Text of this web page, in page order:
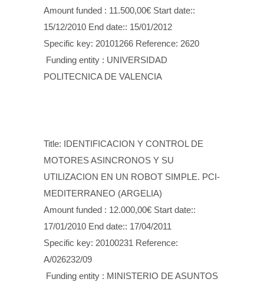
Amount funded : 11.500,00€ Start date::
15/12/2010 End date:: 15/01/2012
Specific key: 20101266 Reference: 2620
Funding entity : UNIVERSIDAD
POLITECNICA DE VALENCIA
Title: IDENTIFICACION Y CONTROL DE
MOTORES ASINCRONOS Y SU
UTILIZACION EN UN ROBOT SIMPLE. PCI-
MEDITERRANEO (ARGELIA)
Amount funded : 12.000,00€ Start date::
17/01/2010 End date:: 17/04/2011
Specific key: 20100231 Reference:
A/026232/09
Funding entity : MINISTERIO DE ASUNTOS